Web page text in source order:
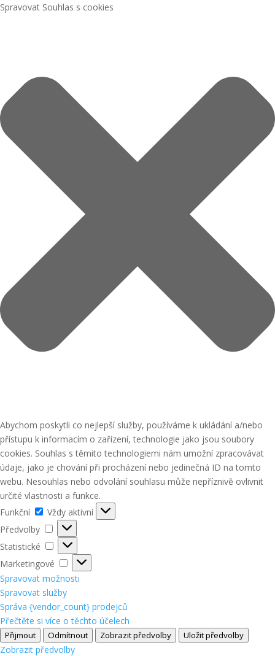
Spravovat Souhlas s cookies
Abychom poskytli co nejlepší služby, používáme k ukládání a/nebo
přístupu k informacím o zařízení, technologie jako jsou soubory
cookies. Souhlas s těmito technologiemi nám umožní zpracovávat
údaje, jako je chování při procházení nebo jedinečná ID na tomto
webu. Nesouhlas nebo odvolání souhlasu může nepříznivě ovlivnit
určité vlastnosti a funkce.
Funkční
Funkční
Vždy aktivní
Předvolby
Předvolby
Statistické
Statistické
Marketingové
Marketingové
Spravovat možnosti
Spravovat služby
Správa {vendor_count} prodejců
Přečtěte si více o těchto účelech
Přijmout Odmítnout Zobrazit předvolby Uložit předvolby
Zobrazit předvolby